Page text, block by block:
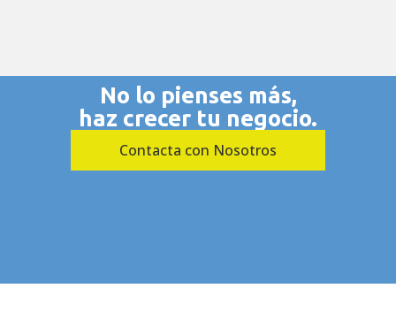
No lo pienses más,
haz crecer tu negocio.
Contacta con Nosotros